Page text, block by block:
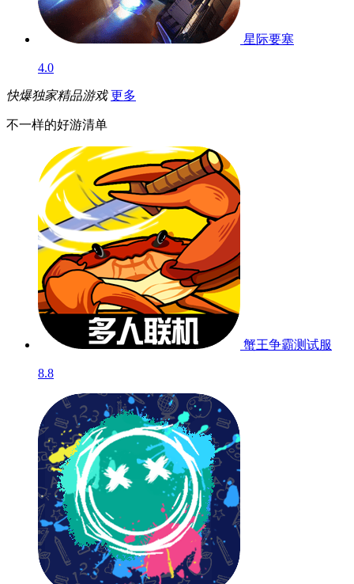
星际要塞
4.0
快爆独家精品游戏 更多
不一样的好游清单
蟹王争霸测试服
8.8